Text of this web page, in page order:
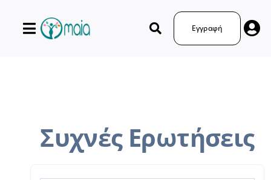
Εγγραφή
Συχνές Ερωτήσεις